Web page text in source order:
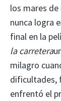
los mares
nunca logra
final en la
la carretera
milagro
dificultades,
enfrentó el